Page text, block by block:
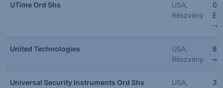
UTime Ord Shs
USA,
Részvény
-
United Technologies
USA,
Részvény
—
Universal Security Instruments Ord Shs
USA,